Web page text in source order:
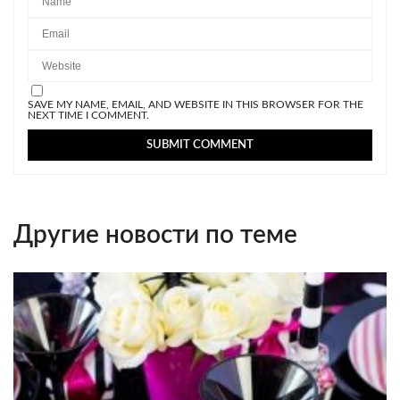
SAVE MY NAME, EMAIL, AND WEBSITE IN THIS BROWSER FOR THE
NEXT TIME I COMMENT.
Другие новости по теме